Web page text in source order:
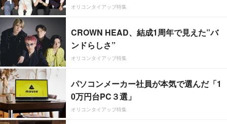
オリコンタイアップ特集
CROWN HEAD、結成1周年で見えた”バ
ンドらしさ”
オリコンタイアップ特集
パソコンメーカー社員が本気で選んだ「1
0万円台PC３選」
オリコンタイアップ特集